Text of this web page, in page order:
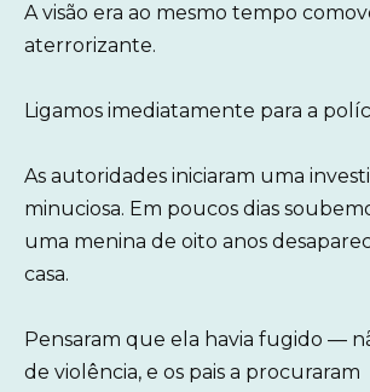
A visão era ao mesmo tempo
aterrorizante.
Ligamos imediatamente para a
As autoridades iniciaram uma
minuciosa. Em poucos dias
uma menina de oito anos
casa.
Pensaram que ela havia fugido —
de violência, e os pais a procuraram